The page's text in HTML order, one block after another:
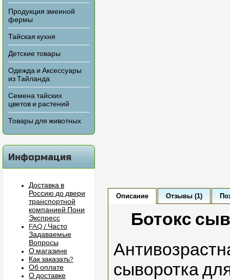
Продукция змеиной
фермы
Тайская кухня
Детские товары
Одежда и Аксессуары
из Тайланда
Семена тайских
цветов и растений
Товары для животных
Информация
Доставка в
Россию до двери
транспортной
компанией Пони
Экспресс
FAQ / Часто
Задаваемые
Вопросы
О магазине
Как заказать?
Об оплате
О доставке
Описание Отзывы (1)
Ботокс
сыворотка